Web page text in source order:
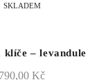
SKLADEM
klíče – levandule
790,00 Kč